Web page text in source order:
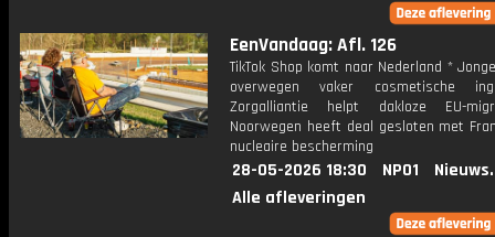
EenVandaag: Afl. 126
TikTok Shop komt naar Nederland *
overwegen vaker cosmetische
Zorgalliantie helpt dakloze EU-
Noorwegen heeft deal gesloten met
nucleaire bescherming
28-05-2026 18:30 NPO1
Alle afleveringen